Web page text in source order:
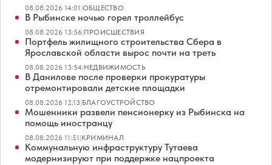
08.08.2026 14:01|ОБЩЕСТВО
В Рыбинске ночью горел троллейбус
08.08.2026 13:56|ПРОИСШЕСТВИЯ
Портфель жилищного строительства Сбера в
Ярославской области вырос почти на треть
08.08.2026 13:54|НЕДВИЖИМОСТЬ
В Данилове после проверки прокуратуры
отремонтировали детские площадки
08.08.2026 12:13|БЛАГОУСТРОЙСТВО
Мошенники развели пенсионерку из Рыбинска на
помощь иностранцу
08.08.2026 11:51|КРИМИНАЛ
Коммунальную инфраструктуру Тутаева
модернизируют при поддержке нацпроекта